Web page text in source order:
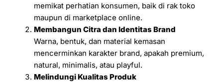
memikat perhatian konsumen, baik di rak toko
maupun di marketplace online.
Membangun Citra dan Identitas Brand
Warna, bentuk, dan material kemasan
mencerminkan karakter brand, apakah premium,
natural, minimalis, atau playful.
Melindungi Kualitas Produk